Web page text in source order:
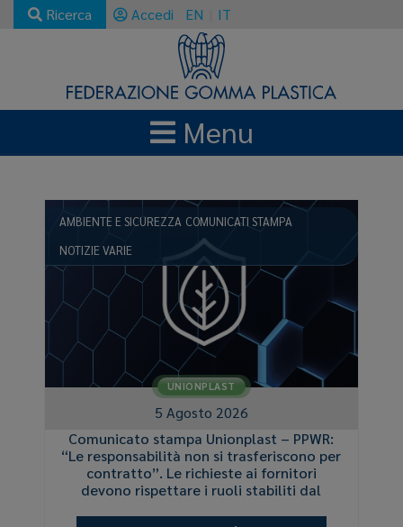
Ricerca Accedi EN IT
Menu
NEWS E AGGIORNAMENTI COMUNICATI STAMPA
AMBIENTE E SICUREZZA COMUNICATI STAMPA
NOTIZIE VARIE
UNIONPLAST
5 Agosto 2026
Comunicato stampa Unionplast – PPWR:
“Le responsabilità non si trasferiscono per
contratto”. Le richieste ai fornitori
devono rispettare i ruoli stabiliti dal